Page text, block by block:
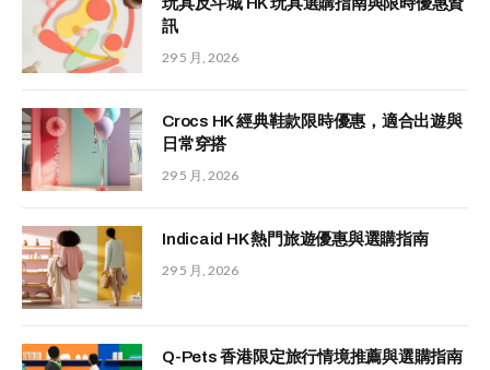
訊
29 5 月, 2026
Crocs HK 經典鞋款限時優惠，適合出遊與
日常穿搭
29 5 月, 2026
Indicaid HK 熱門旅遊優惠與選購指南
29 5 月, 2026
Q-Pets 香港限定旅行情境推薦與選購指南